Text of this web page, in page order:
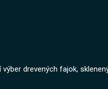
drevených fajok,